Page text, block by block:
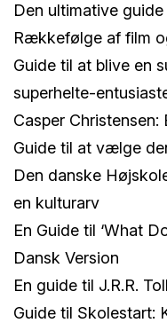
Den ultimative
Rækkefølge af film
Guide til at blive en
superhelte-
Casper
Guide til at vælge
Den danske
en kulturarv
En Guide til ‘What
Dansk Version
En guide til J.R.R.
Guide til Skolestart: